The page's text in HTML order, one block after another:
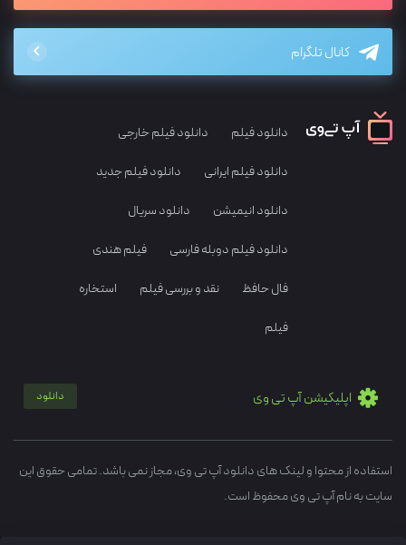
کانال تلگرام
دانلود فیلم دانلود فیلم خارجی
دانلود فیلم ایرانی دانلود فیلم جدید
دانلود انیمیشن دانلود سریال
دانلود فیلم دوبله فارسی فیلم هندی
فال حافظ نقد و بررسی فیلم استخاره
فیلم
اپلیکیشن آپ تی وی دانلود
استفاده از محتوا و لینک های دانلود آپ تی وی، مجاز نمی باشد. تمامی حقوق این
سایت به نام آپ تی وی محفوظ است.